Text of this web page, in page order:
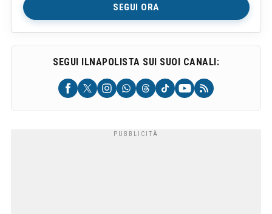
SEGUI ORA
SEGUI ILNAPOLISTA SUI SUOI CANALI: